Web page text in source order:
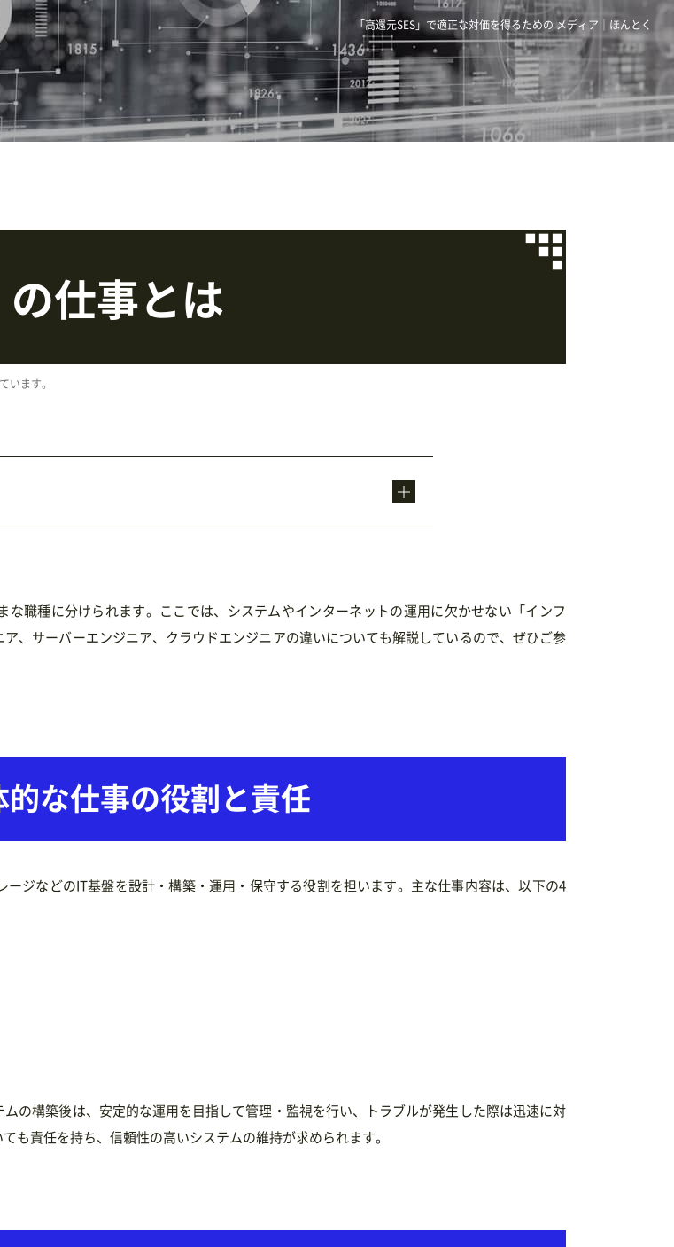
「高還元SES」で適正な対価を得るための メディア｜ほんとく
仕事とは
ます。
職種に分けられます。ここでは、システムやインターネットの運用に欠かせない「インフ
、サーバーエンジニア、クラウドエンジニアの違いについても解説しているので、ぜひご参
的な仕事の役割と責任
ジなどのIT基盤を設計・構築・運用・保守する役割を担います。主な仕事内容は、以下の4
の構築後は、安定的な運用を目指して管理・監視を行い、トラブルが発生した際は迅速に対
も責任を持ち、信頼性の高いシステムの維持が求められます。